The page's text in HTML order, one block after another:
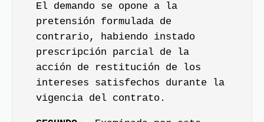
El demando se opone a la
pretensión formulada de
contrario, habiendo instado
prescripción parcial de la
acción de restitución de los
intereses satisfechos durante la
vigencia del contrato.